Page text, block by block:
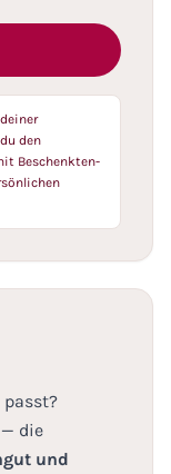
den
Beschenkten-
passt?
die
und